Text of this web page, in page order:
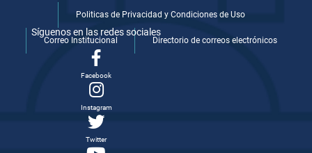
Politicas de Privacidad y Condiciones de Uso
Correo Institucional Directorio de correos electrónicos
Síguenos en las redes sociales
Facebook
Instagram
Twitter